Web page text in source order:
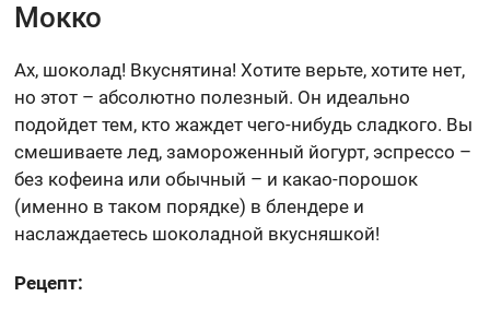
Мокко
Ах, шоколад! Вкуснятина! Хотите верьте, хотите нет,
но этот – абсолютно полезный. Он идеально
подойдет тем, кто жаждет чего-нибудь сладкого. Вы
смешиваете лед, замороженный йогурт, эспрессо –
без кофеина или обычный – и какао-порошок
(именно в таком порядке) в блендере и
наслаждаетесь шоколадной вкусняшкой!
Рецепт: